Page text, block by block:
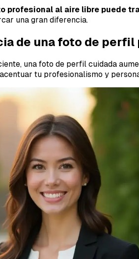
profesional al aire libre puede
una gran diferencia.
de una foto de
una foto de perfil cuidada
tu profesionalismo y